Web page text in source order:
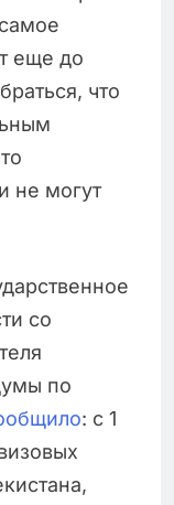
еще до
что
не могут
со
по
: с 1